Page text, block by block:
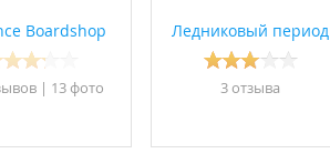
Boardshop
| 13 фото
Ледниковый период
3 отзывa